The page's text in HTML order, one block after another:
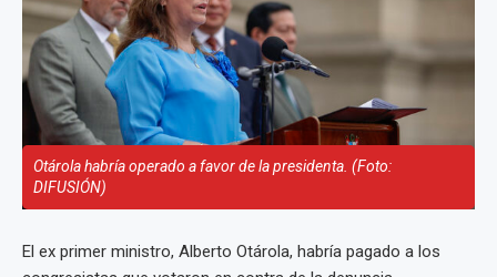
Otárola habría operado a favor de la presidenta. (Foto:
DIFUSIÓN)
El ex primer ministro, Alberto Otárola, habría pagado a los